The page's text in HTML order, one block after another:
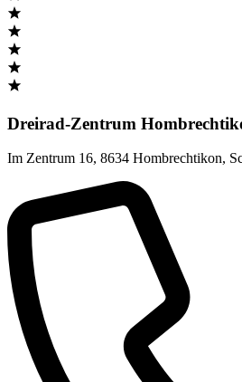
Dreirad-Zentrum
Im Zentrum 16, 8634 Hombrechtikon,